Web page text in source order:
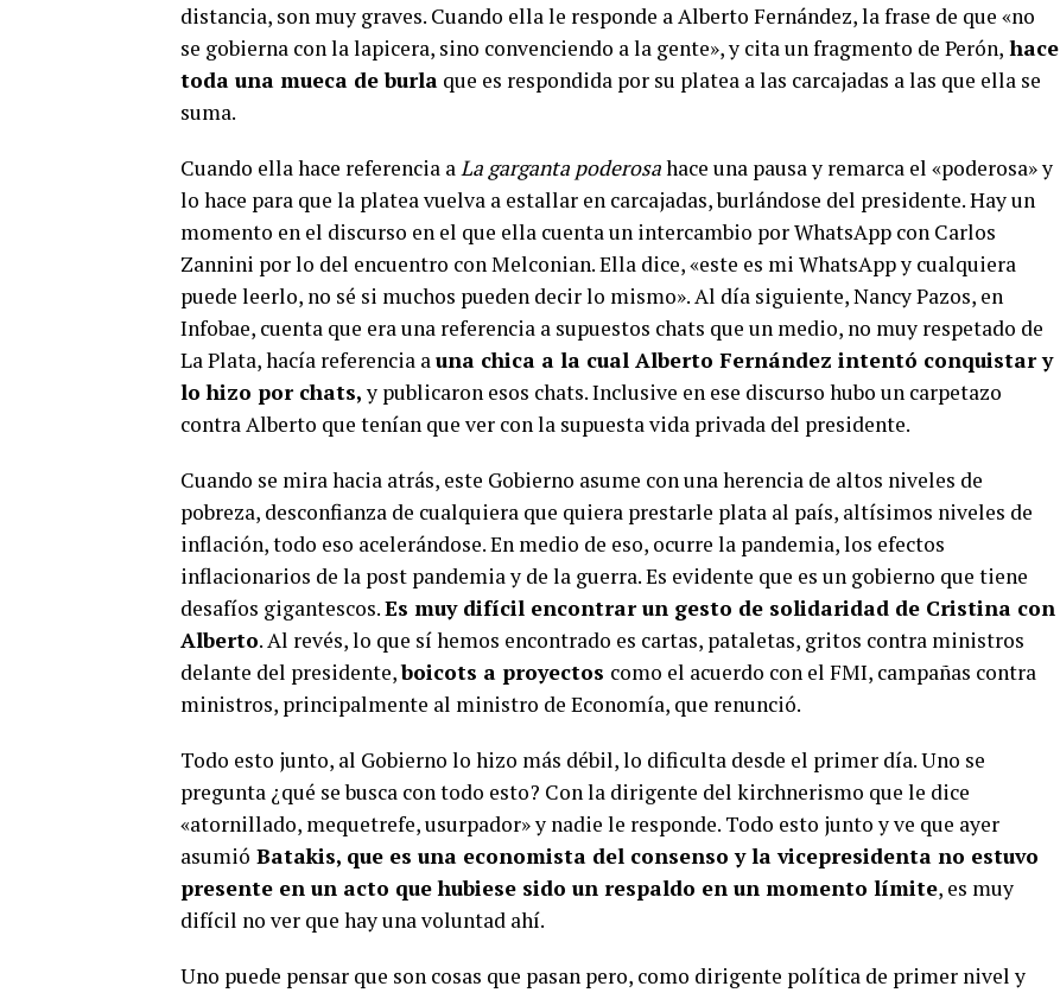
distancia, son muy graves. Cuando ella le responde a Alberto Fernández, la frase de que «no
se gobierna con la lapicera, sino convenciendo a la gente», y cita un fragmento de Perón, hace
toda una mueca de burla que es respondida por su platea a las carcajadas a las que ella se
suma.
Cuando ella hace referencia aLa garganta poderosahace una pausa y remarca el «poderosa» y
lo hace para que la platea vuelva a estallar en carcajadas, burlándose del presidente. Hay un
momento en el discurso en el que ella cuenta un intercambio por WhatsApp con Carlos
Zannini por lo del encuentro con Melconian. Ella dice, «este es mi WhatsApp y cualquiera
puede leerlo, no sé si muchos pueden decir lo mismo». Al día siguiente, Nancy Pazos, en
Infobae, cuenta que era una referencia a supuestos chats que un medio, no muy respetado de
La Plata, hacía referencia auna chica a la cual Alberto Fernández intentó conquistar y
lo hizo por chats,y publicaron esos chats. Inclusive en ese discurso hubo un carpetazo
contra Alberto que tenían que ver con la supuesta vida privada del presidente.
Cuando se mira hacia atrás, este Gobierno asume con una herencia de altos niveles de
pobreza, desconfianza de cualquiera que quiera prestarle plata al país, altísimos niveles de
inflación, todo eso acelerándose. En medio de eso, ocurre la pandemia, los efectos
inflacionarios de la post pandemia y de la guerra. Es evidente que es un gobierno que tiene
desafíos gigantescos.Es muy difícil encontrar un gesto de solidaridad de Cristina con
Alberto. Al revés, lo que sí hemos encontrado es cartas, pataletas, gritos contra ministros
delante del presidente,boicots a proyectos como el acuerdo con el FMI, campañas contra
ministros, principalmente al ministro de Economía, que renunció.
Todo esto junto, al Gobierno lo hizo más débil, lo dificulta desde el primer día. Uno se
pregunta ¿qué se busca con todo esto? Con la dirigente del kirchnerismo que le dice
«atornillado, mequetrefe, usurpador» y nadie le responde. Todo esto junto y ve que ayer
asumió Batakis, que es una economista del consenso y la vicepresidenta no estuvo
presente en un acto que hubiese sido un respaldo en un momento límite, es muy
difícil no ver que hay una voluntad ahí.
Uno puede pensar que son cosas que pasan pero, como dirigente política de primer nivel y